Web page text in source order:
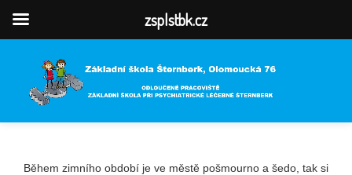
Během zimního období je ve městě pošmourno a šedo, tak si
zsplstbk.cz